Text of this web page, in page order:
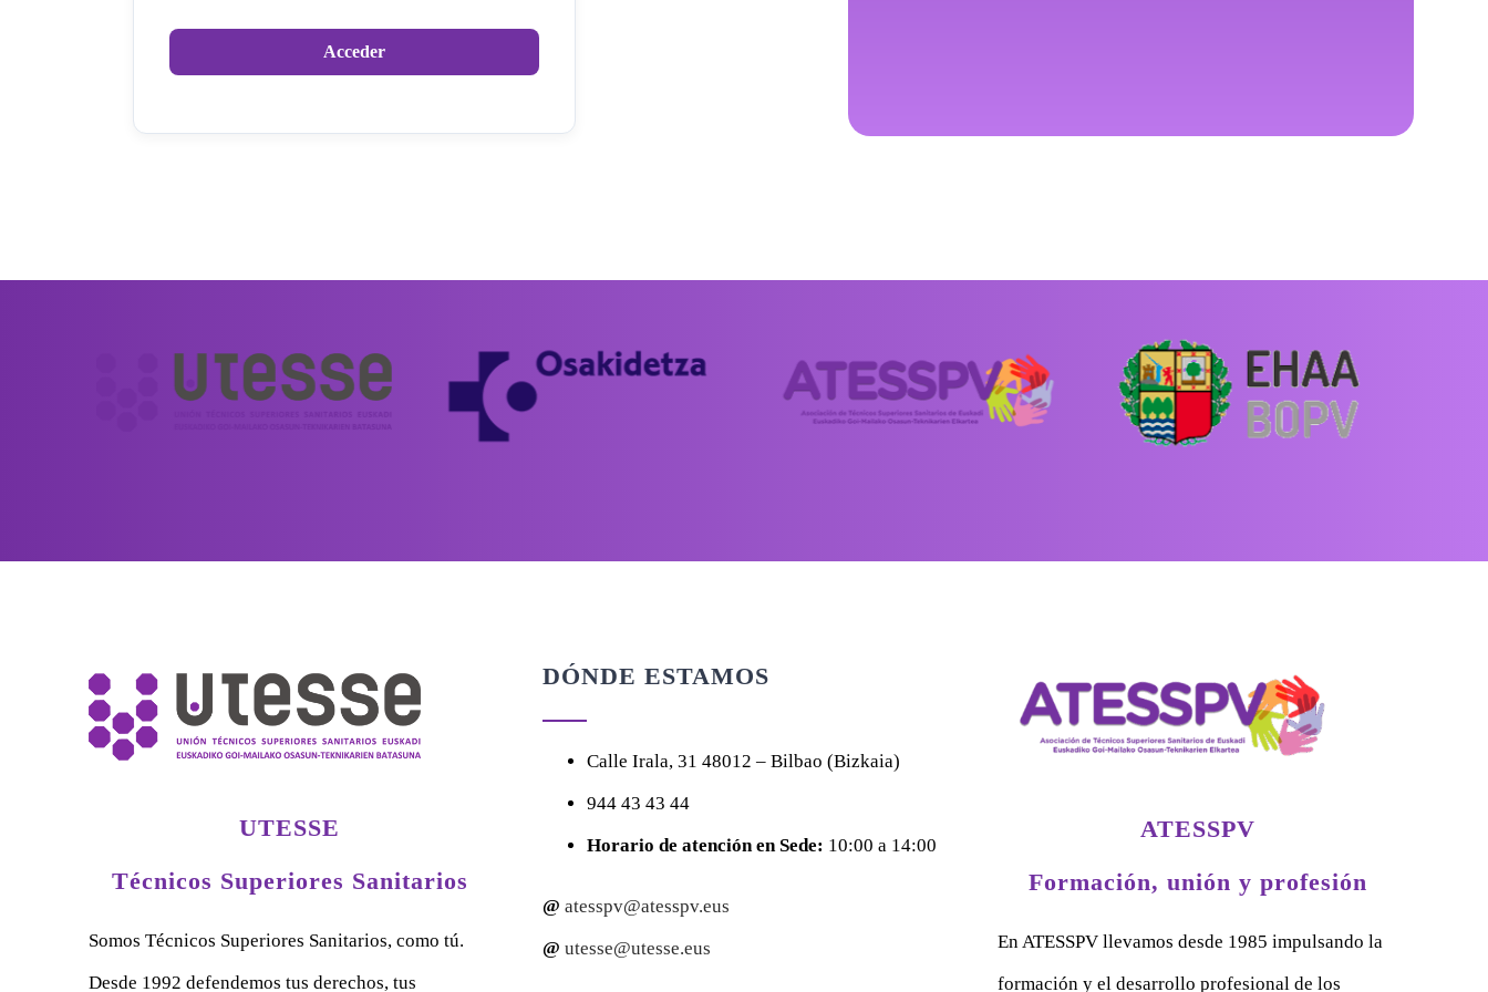
UTESSE
Técnicos Superiores Sanitarios
Somos Técnicos Superiores Sanitarios, como tú.
Desde 1992 defendemos tus derechos, tus
DÓNDE ESTAMOS
CalleIrala, 3148012 – Bilbao (Bizkaia)
944 43 43 44
Horario de atención en Sede: 10:00 a 14:00
@ atesspv@atesspv.eus
@ utesse@utesse.eus
ATESSPV
Formación, unión y profesión
En ATESSPV llevamos desde 1985 impulsando la
formación y el desarrollo profesional de los